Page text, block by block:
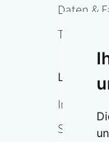
Daten &
Therapie
Leben
Im